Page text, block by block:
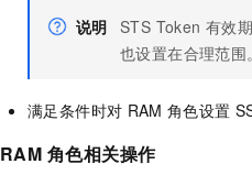
说明 STS Token 有效
也设置在合理范围。
满足条件时对 RAM 角色设置
RAM 角色相关操作